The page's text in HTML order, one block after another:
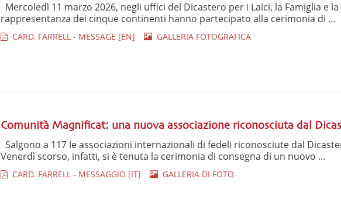
Mercoledì 11 marzo 2026, negli uffici del Dicastero per i Laici, la Famiglia e
rappresentanza dei cinque continenti hanno partecipato alla cerimonia di ...
CARD. FARRELL - MESSAGE [EN] GALLERIA FOTOGRAFICA
Comunità Magnificat: una nuova associazione riconosciuta dal
Salgono a 117 le associazioni internazionali di fedeli riconosciute dal
Venerdì scorso, infatti, si è tenuta la cerimonia di consegna di un nuovo ...
CARD. FARRELL - MESSAGGIO [IT] GALLERIA DI FOTO